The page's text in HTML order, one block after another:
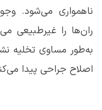
ناهمواری می‌شود.
ران‌ها را غیرطبیعی
به‌طور مساوی تخلیه
اصلاح جراحی پیدا